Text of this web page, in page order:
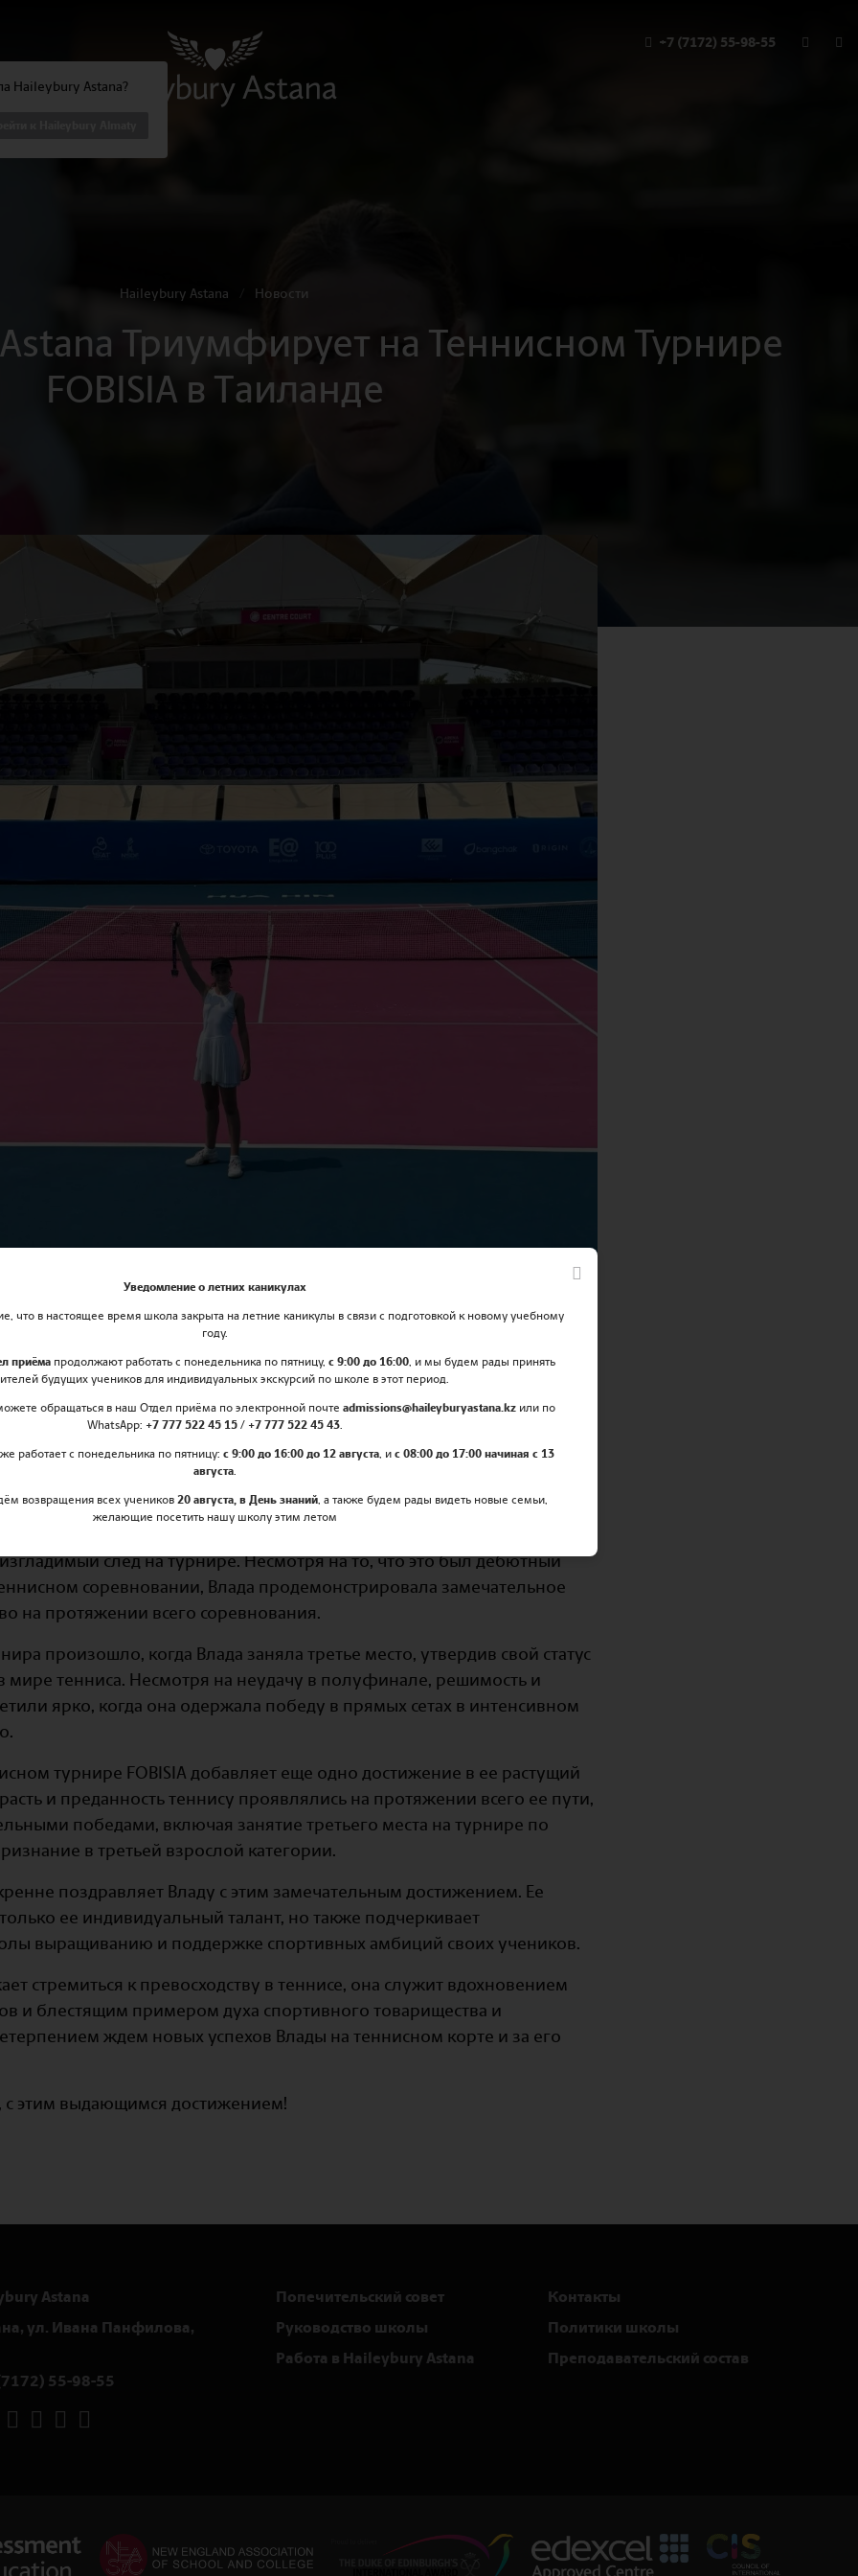
Haileybury Astana?
+7 (7172) 55-98-55
Haileybury Astana Новости
Триумфирует на Теннисном Турнире
FOBISIA в Таиланде
Astana Триумфирует на Теннисном Турнире
Arena Centre в Хуа Хине, Таиланд, проходил теннисный турнир
собрало талантливых молодых атлетов из разных регионов,
и страсть к спорту.
след на турнире. Несмотря на то, что это был дебютный
соревновании, Влада продемонстрировала замечательное
на протяжении всего соревнования.
произошло, когда Влада заняла третье место, утвердив свой статус
мире тенниса. Несмотря на неудачу в полуфинале, решимость и
ярко, когда она одержала победу в прямых сетах в интенсивном
турнире FOBISIA добавляет еще одно достижение в ее растущий
и преданность теннису проявлялись на протяжении всего ее пути,
победами, включая занятие третьего места на турнире по
в третьей взрослой категории.
поздравляет Владу с этим замечательным достижением. Ее
ее индивидуальный талант, но также подчеркивает
выращиванию и поддержке спортивных амбиций своих учеников.
стремиться к превосходству в теннисе, она служит вдохновением
и блестящим примером духа спортивного товарищества и
ждем новых успехов Влады на теннисном корте и за его
с этим выдающимся достижением!
Astana
ул. Ивана Панфилова,
55-98-55
Попечительский совет
Контакты
Руководство школы
Политики школы
Работа в Haileybury Astana
Преподавательский состав
Уведомление о летних каникулах
что в настоящее время школа закрыта на летние каникулы в связи с подготовкой к новому учебному
году.
приёмапродолжают работать с понедельника по пятницу, с 9:00 до 16:00, и мы будем рады принять
будущих учеников для индивидуальных экскурсий по школе в этот период.
обращаться в наш Отдел приёма по электронной почте admissions@haileyburyastana.kzили по
WhatsApp: +7 777 522 45 15 / +7 777 522 45 43.
работает с понедельника по пятницу: с 9:00 до 16:00 до 12 августа, и с 08:00 до 17:00 начиная с 13
августа.
возвращения всех учеников 20 августа, в День знаний, а также будем рады видеть новые семьи,
желающие посетить нашу школу этим летом